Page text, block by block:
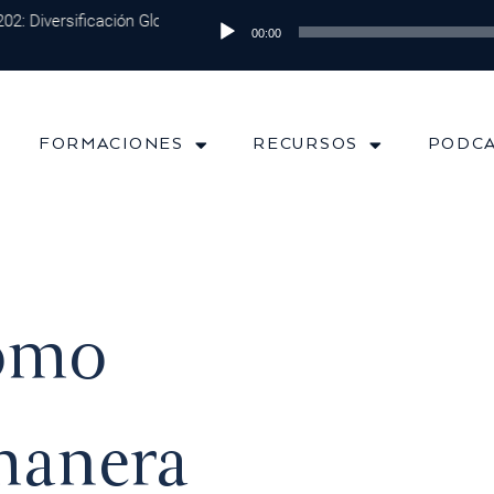
Diversificación Global: Protege tu Dinero y Maximiza tus Inversiones
Reproductor
audio
00:00
FORMACIONES RECURSOS